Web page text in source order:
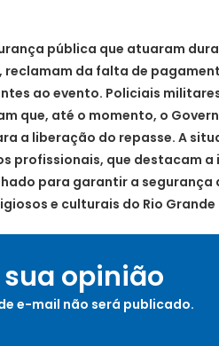
pública que atuaram
reclamam da falta de
ao evento. Policiais
que, até o momento, o
a liberação do repasse. A
profissionais, que destacam
para garantir a segurança
e culturais do Rio Grande
sua opinião
e-mail não será publicado.